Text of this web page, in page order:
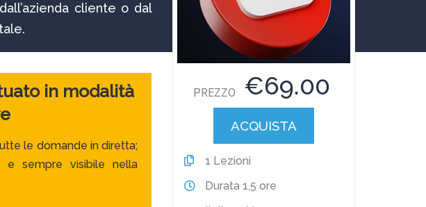
cliente o dal
in modalità
le domande in diretta;
e sempre visibile nella
PREZZO €69.00
ACQUISTA
1 Lezioni
Durata 1,5 ore